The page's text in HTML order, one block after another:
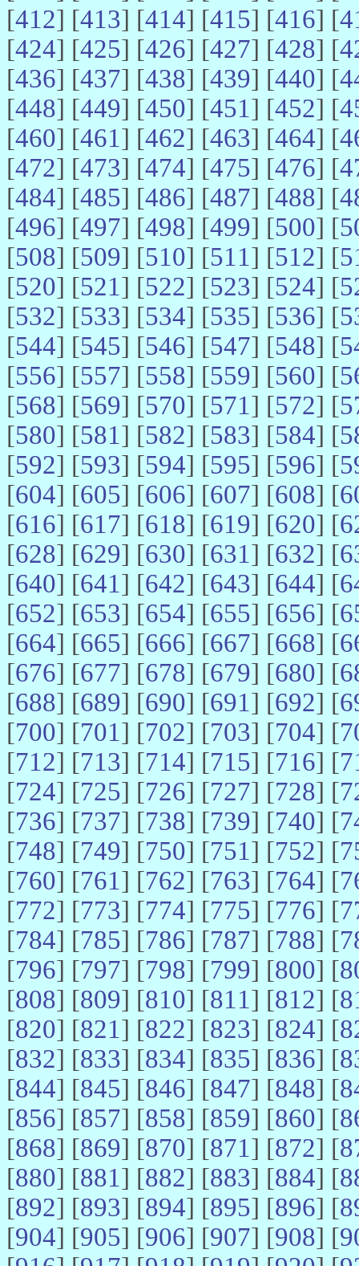
[412] [413] [414] [415] [416] [
[424] [425] [426] [427] [428] [
[436] [437] [438] [439] [440] [
[448] [449] [450] [451] [452] [
[460] [461] [462] [463] [464] [
[472] [473] [474] [475] [476] [
[484] [485] [486] [487] [488] [
[496] [497] [498] [499] [500] [
[508] [509] [510] [511] [512] [
[520] [521] [522] [523] [524] [
[532] [533] [534] [535] [536] [
[544] [545] [546] [547] [548] [
[556] [557] [558] [559] [560] [
[568] [569] [570] [571] [572] [
[580] [581] [582] [583] [584] [
[592] [593] [594] [595] [596] [
[604] [605] [606] [607] [608] [
[616] [617] [618] [619] [620] [
[628] [629] [630] [631] [632] [
[640] [641] [642] [643] [644] [
[652] [653] [654] [655] [656] [
[664] [665] [666] [667] [668] [
[676] [677] [678] [679] [680] [
[688] [689] [690] [691] [692] [
[700] [701] [702] [703] [704] [
[712] [713] [714] [715] [716] [
[724] [725] [726] [727] [728] [
[736] [737] [738] [739] [740] [
[748] [749] [750] [751] [752] [
[760] [761] [762] [763] [764] [
[772] [773] [774] [775] [776] [
[784] [785] [786] [787] [788] [
[796] [797] [798] [799] [800] [
[808] [809] [810] [811] [812] [
[820] [821] [822] [823] [824] [
[832] [833] [834] [835] [836] [
[844] [845] [846] [847] [848] [
[856] [857] [858] [859] [860] [
[868] [869] [870] [871] [872] [
[880] [881] [882] [883] [884] [
[892] [893] [894] [895] [896] [
[904] [905] [906] [907] [908] [